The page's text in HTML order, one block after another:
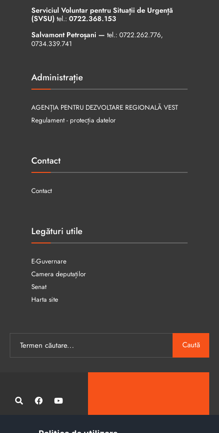
Serviciul Voluntar pentru Situații de Urgență
(SVSU) tel.: 0722.368.153
Salvamont Petroșani — tel.: 0722.262.776,
0734.339.741
Administrație
AGENȚIA PENTRU DEZVOLTARE REGIONALĂ VEST
Regulament - protecția datelor
Contact
Contact
Legături utile
E-Guvernare
Camera deputaților
Senat
Harta site
Caută